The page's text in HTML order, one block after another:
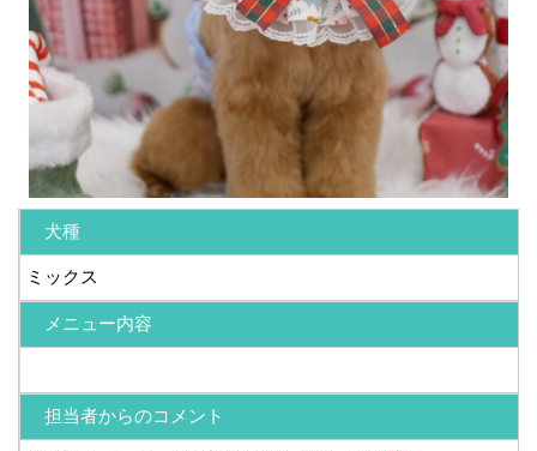
犬種
ミックス
メニュー内容
担当者からのコメント